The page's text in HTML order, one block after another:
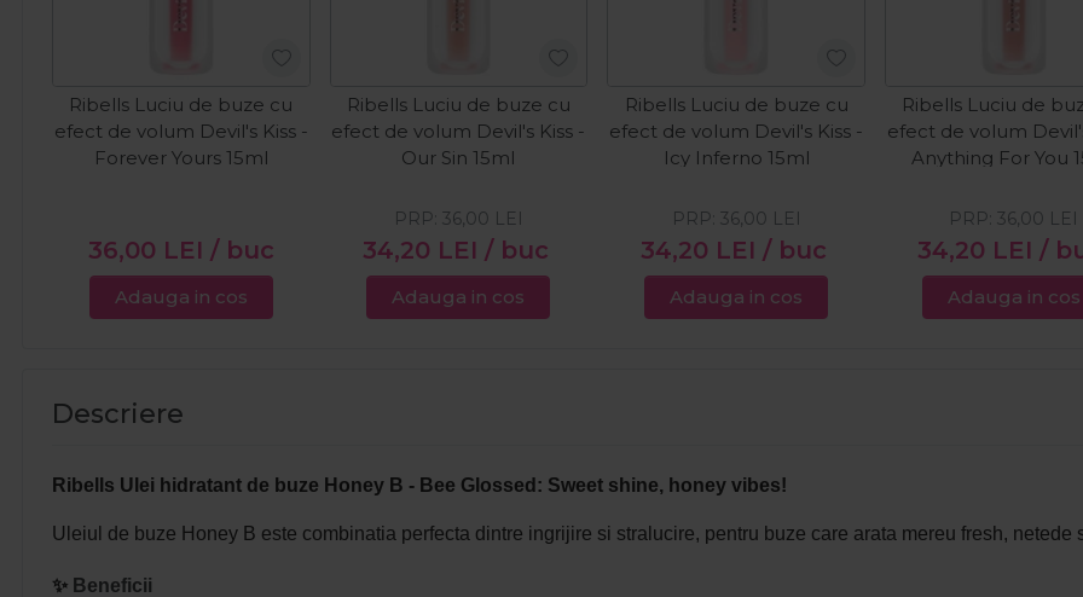
Ribells Luciu de buze cu
efect de volum Devil's Kiss -
Forever Yours 15ml
36,00 LEI / buc
Adauga in cos
Ribells Luciu de buze cu
efect de volum Devil's Kiss -
Our Sin 15ml
34,20 LEI / buc
PRP: 36,00 LEI
Adauga in cos
Ribells Luciu de buze cu
efect de volum Devil's Kiss -
Icy Inferno 15ml
34,20 LEI / buc
PRP: 36,00 LEI
Adauga in cos
Ribells Luciu de
efect de volum
Anything For You
34,20 LEI /
PRP:36,00 LEI
Adauga in cos
Descriere
Ribells Ulei hidratant de buze Honey B - Bee Glossed: Sweet shine, honey vibes!
Uleiul de buze Honey B este combinatia perfecta dintre ingrijire si stralucire, pentru buze care arata mereu fresh, netede
✨ Beneficii